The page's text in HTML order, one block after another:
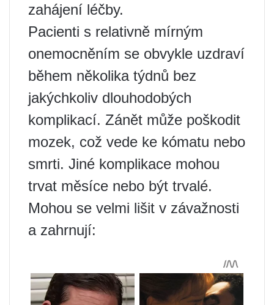
zahájení léčby.
Pacienti s relativně mírným
onemocněním se obvykle uzdraví
během několika týdnů bez
jakýchkoliv dlouhodobých
komplikací. Zánět může poškodit
mozek, což vede ke kómatu nebo
smrti. Jiné komplikace mohou
trvat měsíce nebo být trvalé.
Mohou se velmi lišit v závažnosti
a zahrnují: